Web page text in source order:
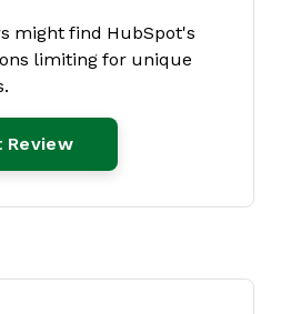
might find HubSpot's
limiting for unique
ReviewOpens New Window